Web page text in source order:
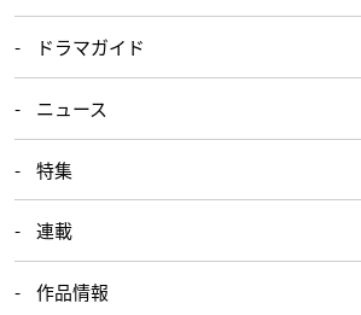
ドラマガイド
ニュース
特集
連載
作品情報